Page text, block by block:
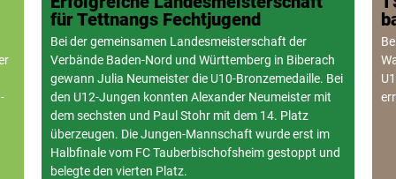
für Tettnangs Fechtjugend
Bei der gemeinsamen Landesmeisterschaft der
Verbände Baden-Nord und Württemberg in Biberach
gewann Julia Neumeister die U10-Bronzemedaille. Bei
den U12-Jungen konnten Alexander Neumeister mit
dem sechsten und Paul Stohr mit dem 14. Platz
überzeugen. Die Jungen-Mannschaft wurde erst im
Halbfinale vom FC Tauberbischofsheim gestoppt und
belegte den vierten Platz.